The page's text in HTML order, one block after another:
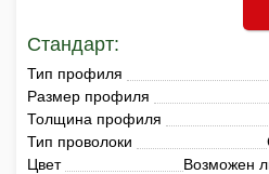
Стандарт:
Тип профиля
Размер профиля
Толщина профиля
Тип проволоки
Цвет
Возможен